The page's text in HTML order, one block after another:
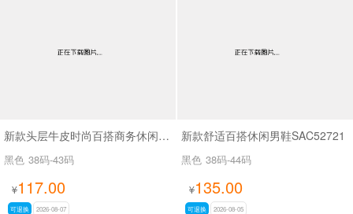
新款头层牛皮时尚百搭商务休闲男鞋SA61317
黑色 38码-43码
¥117.00
可退换 2026-08-07
新款舒适百搭休闲男鞋SAC52721
黑色 38码-44码
¥135.00
可退换 2026-08-05